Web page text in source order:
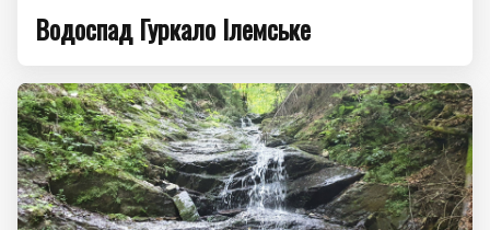
Водоспад Гуркало Ілемське